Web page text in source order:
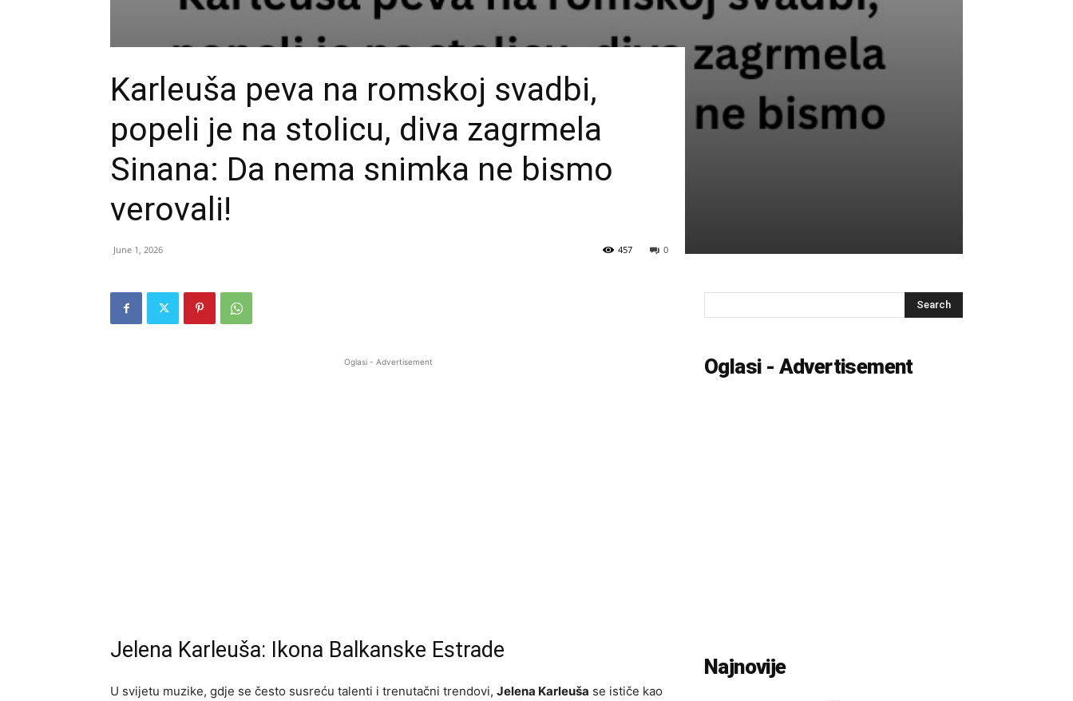
Karleuša peva na romskoj svadbi,
popeli je na stolicu, diva zagrmela
Sinana: Da nema snimka ne bismo
verovali!
June 1, 2026 0
457
Oglasi - Advertisement
Jelena Karleuša: Ikona Balkanske Estrade
U svijetu muzike, gdje se često susreću talenti i trenutačni trendovi, Jelena Karleuša se ističe kao
Oglasi - Advertisement
Najnovije